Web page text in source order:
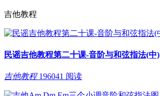
吉他教程
民谣吉他教程第二十课-音阶与和弦指法(中)
吉他教程 196041 阅读